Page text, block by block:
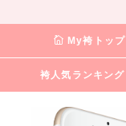
My袴トップ
袴人気ランキング